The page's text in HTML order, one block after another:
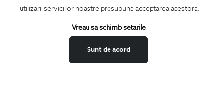
utilizarii serviciilor noastre presupune acceptarea acestora.
Sunt de acord
Vreau sa schimb setarile
Termeni si conditii
Securitatea datelor
Feedback site